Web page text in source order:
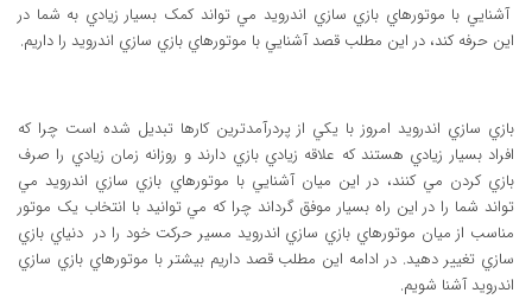
آشنايي با موتورهاي بازي سازي اندرويد مي تواند کمک بسيار زيادي به شما در
اين حرفه کند، در اين مطلب قصد آشنايي با موتورهاي بازي سازي اندرويد را داريم.
بازي سازي اندرويد امروز با يکي از پردرآمدترين کارها تبديل شده است چرا که
افراد بسيار زيادي هستند که علاقه زيادي بازي دارند و روزانه زمان زيادي را صرف
بازي کردن مي کنند، در اين ميان آشنايي با موتورهاي بازي سازي اندرويد مي
تواند شما را در اين راه بسيار موفق گرداند چرا که مي توانيد با انتخاب يک موتور
مناسب از ميان موتورهاي بازي سازي اندرويد مسير حرکت خود را در دنياي بازي
سازي تغيير دهيد. در ادامه اين مطلب قصد داريم بيشتر با موتورهاي بازي سازي
اندرويد آشنا شويم.